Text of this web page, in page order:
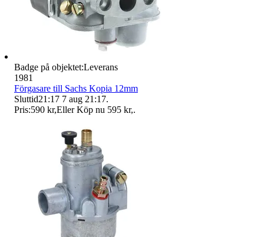
Badge på objektet:Leverans
1981
Förgasare till Sachs Kopia 12mm
Sluttid21:17 7 aug 21:17.
Pris:590 kr,Eller Köp nu 595 kr,.